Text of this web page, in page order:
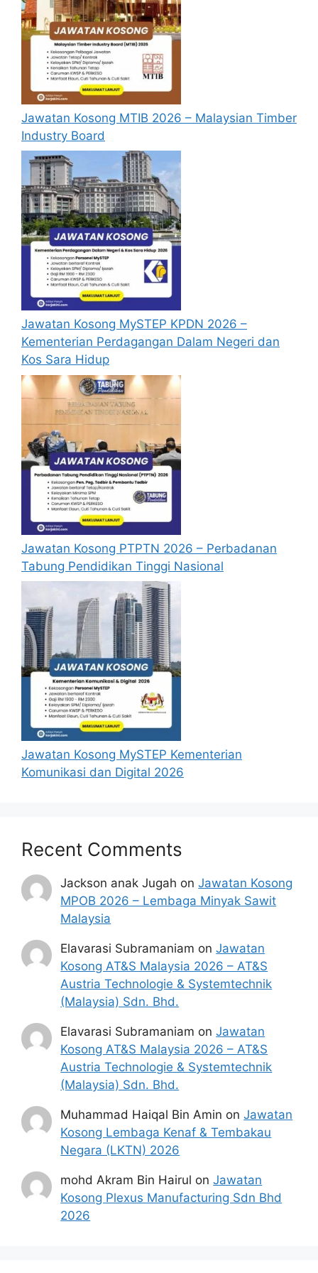
Calon hendaklah warganegara Malaysia
berusia tidak kurang daripada
tahunpada tarikh tutup permohonan
jawatan.
Berkelayakan dan melepasi syarat-syarat
pelantikan yang telah ditetapkan bagi
setiap jawatan yang hendak dipohon, Sila
baca pada lampiran yang kami telah
sediakan seperti berikut.
Cara Memohon
Borang Permohonan
Jawatan Kosong MTIB 2026 – Malaysian Timber
Industry Board
Jawatan Kosong MySTEP KPDN 2026 –
Kementerian Perdagangan Dalam Negeri dan
Kos Sara Hidup
Jawatan Kosong PTPTN 2026 – Perbadanan
Tabung Pendidikan Tinggi Nasional
Jawatan Kosong MySTEP Kementerian
Komunikasi dan Digital 2026
Recent Comments
Jackson anak Jugah onJawatan Kosong
MPOB 2026 – Lembaga Minyak Sawit
Malaysia
Elavarasi Subramaniam onJawatan
Kosong AT&S Malaysia 2026 – AT&S
Austria Technologie & Systemtechnik
(Malaysia) Sdn. Bhd.
Elavarasi Subramaniam onJawatan
Kosong AT&S Malaysia 2026 – AT&S
Austria Technologie & Systemtechnik
(Malaysia) Sdn. Bhd.
Muhammad Haiqal Bin Amin onJawatan
Kosong Lembaga Kenaf & Tembakau
Negara (LKTN) 2026
mohd Akram Bin Hairul onJawatan
Kosong Plexus Manufacturing Sdn Bhd
2026